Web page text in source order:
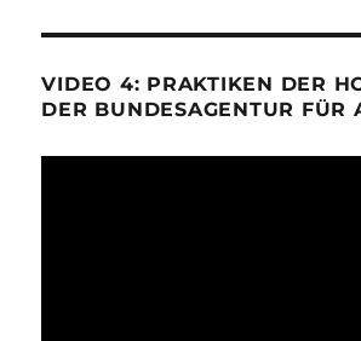
VIDEO 4: PRAKTIKEN DER
DER BUNDESAGENTUR FÜR